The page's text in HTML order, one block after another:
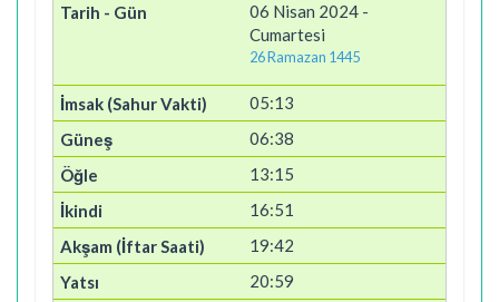
06 Nisan 2024 -
Cumartesi
26 Ramazan 1445
05:13
06:38
13:15
16:51
19:42
20:59